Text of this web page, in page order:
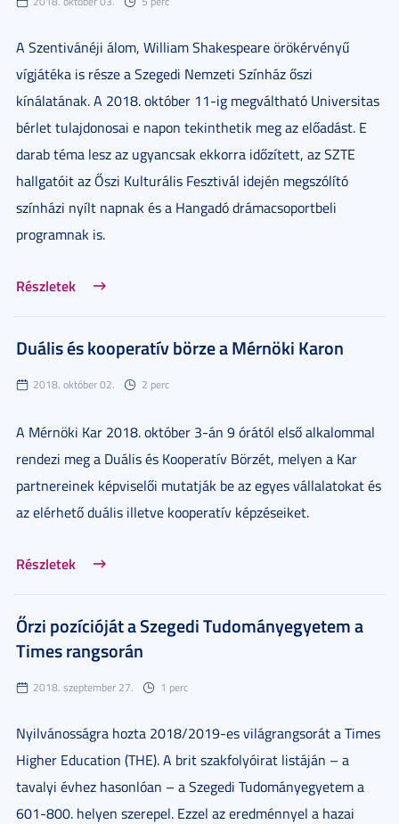
A Szentivánéji álom, William Shakespeare örökérvényű
vígjátéka is része a Szegedi Nemzeti Színház őszi
kínálatának. A 2018. október 11-ig megváltható Universitas
bérlet tulajdonosai e napon tekinthetik meg az előadást. E
darab téma lesz az ugyancsak ekkorra időzített, az SZTE
hallgatóit az Őszi Kulturális Fesztivál idején megszólító
színházi nyílt napnak és a Hangadó drámacsoportbeli
programnak is.
Részletek
Duális és kooperatív börze a Mérnöki Karon
2018. október 02. 2 perc
A Mérnöki Kar 2018. október 3-án 9 órától első alkalommal
rendezi meg a Duális és Kooperatív Börzét, melyen a Kar
partnereinek képviselői mutatják be az egyes vállalatokat és
az elérhető duális illetve kooperatív képzéseiket.
Részletek
Őrzi pozícióját a Szegedi Tudományegyetem a
Times rangsorán
2018. szeptember 27. 1 perc
Nyilvánosságra hozta 2018/2019-es világrangsorát a Times
Higher Education (THE). A brit szakfolyóirat listáján – a
tavalyi évhez hasonlóan – a Szegedi Tudományegyetem a
601-800. helyen szerepel. Ezzel az eredménnyel a hazai